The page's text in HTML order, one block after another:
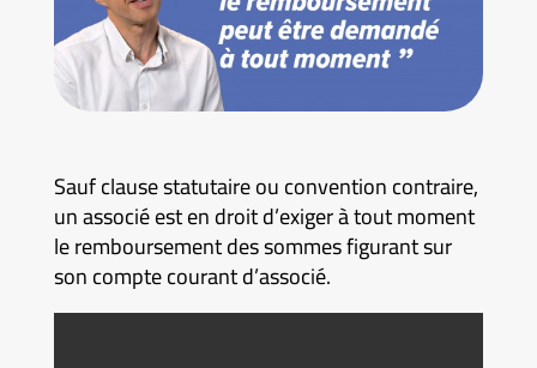
Sauf clause statutaire ou convention contraire,
un associé est en droit d’exiger à tout moment
le remboursement des sommes figurant sur
son compte courant d’associé.